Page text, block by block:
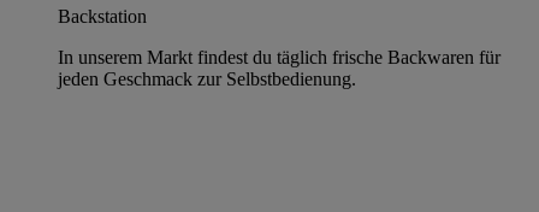
Backstation
In unserem Markt findest du täglich frische Backwaren für
jeden Geschmack zur Selbstbedienung.